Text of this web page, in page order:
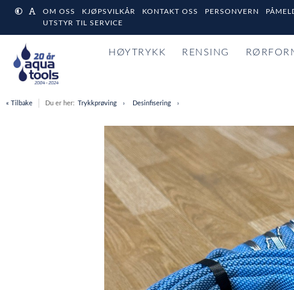
OM OSS KJØPSVILKÅR KONTAKT OSS PERSONVERN
UTSTYR TIL SERVICE
HØYTRYKK RENSING
« Tilbake Du er her: Trykkprøving Desinfisering